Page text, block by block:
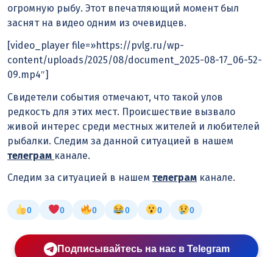
огромную рыбу. Этот впечатляющий момент был
заснят на видео одним из очевидцев.
[video_player file=»https://pvlg.ru/wp-
content/uploads/2025/08/document_2025-08-17_06-52-
09.mp4″]
Свидетели события отмечают, что такой улов
редкость для этих мест. Происшествие вызвало
живой интерес среди местных жителей и любителей
рыбалки. Следим за данной ситуацией в нашем
телеграм канале.
Следим за ситуацией в нашем телеграм канале.
0 0 0 0 0 0
Подписывайтесь на нас в Telegram